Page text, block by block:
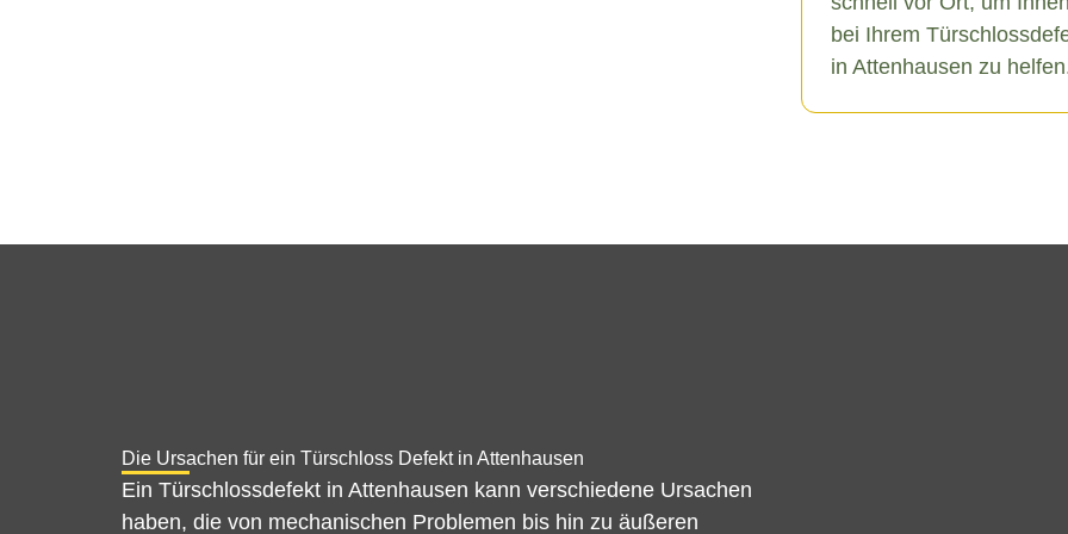
bei Ihrem
in Attenhausen zu
Die Ursachen für ein Türschloss Defekt in Attenhausen
Ein Türschlossdefekt in Attenhausen kann verschiedene Ursachen
haben, die von mechanischen Problemen bis hin zu äußeren